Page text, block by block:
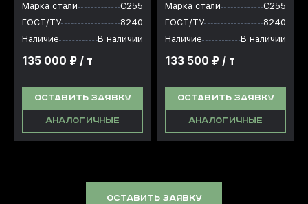
Марка стали
С255
ГОСТ/ТУ
8240
Наличие
В наличии
135 000 ₽ / т
ОСТАВИТЬ ЗАЯВКУ
АНАЛОГИЧНЫЕ
Марка стали
С255
ГОСТ/ТУ
8240
Наличие
В наличии
133 500 ₽ / т
ОСТАВИТЬ ЗАЯВКУ
АНАЛОГИЧНЫЕ
оставить заявку